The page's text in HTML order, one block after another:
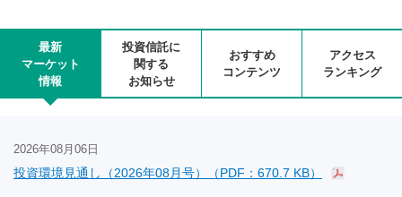
最新
マーケット
情報
投資信託に
関する
お知らせ
おすすめ
コンテンツ
アクセス
ランキング
2026年08月06日
投資環境見通し（2026年08月号）（PDF：670.7 KB）